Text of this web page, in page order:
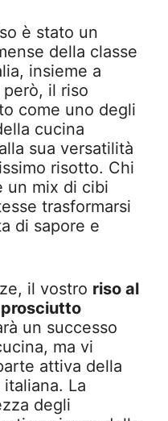
è stato un
della classe
insieme a
il riso
come uno degli
cucina
sua versatilità
risotto. Chi
un mix di cibi
trasformarsi
di sapore e
il vostro riso al
un successo
ma vi
attiva della
La
degli